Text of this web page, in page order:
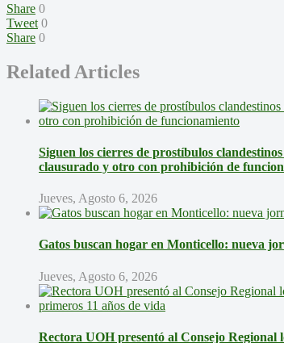
Share 0
Tweet 0
Share 0
Related Articles
Siguen los cierres de prostíbulos
clausurado y otro con prohibición de
Jueves, Agosto 6, 2026
Gatos buscan hogar en Monticello: nueva
Jueves, Agosto 6, 2026
Rectora UOH presentó al Consejo Regional